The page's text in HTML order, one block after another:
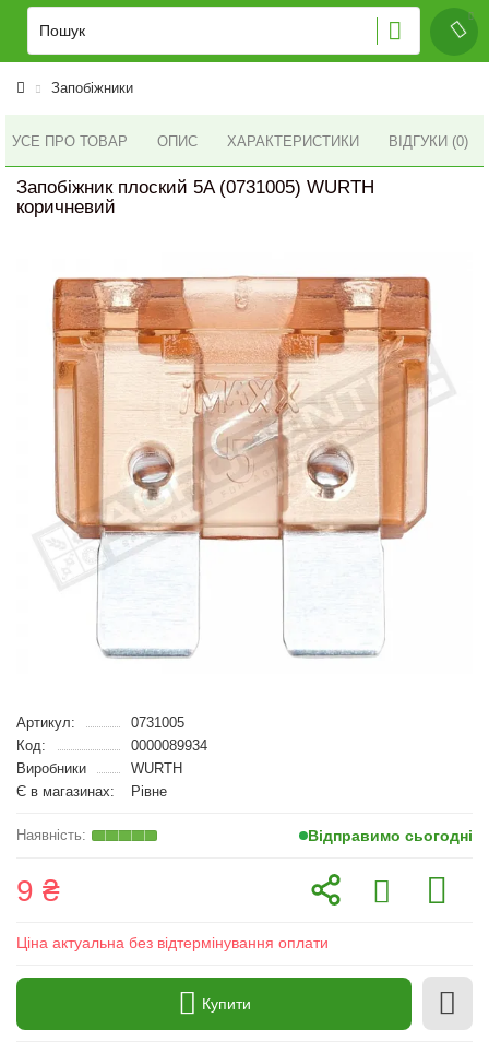
Запобіжники
УСЕ ПРО ТОВАР ОПИС ХАРАКТЕРИСТИКИ ВІДГУКИ (0)
Запобіжник плоский 5A (0731005) WURTH
коричневий
Артикул:
0731005
Код:
0000089934
Виробники
WURTH
Є в магазинах:
Рівне
Відправимо сьогодні
9 ₴
Ціна актуальна без відтермінування оплати
Купити